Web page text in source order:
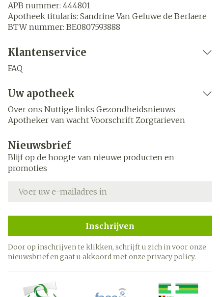
APB nummer: 444801
Apotheek titularis: Sandrine Van Geluwe de Berlaere
BTW nummer: BE0807593888
Klantenservice
FAQ
Uw apotheek
Over ons Nuttige links Gezondheidsnieuws
Apotheker van wacht Voorschrift Zorgtarieven
Nieuwsbrief
Blijf op de hoogte van nieuwe producten en
promoties
Inschrijven
Door op inschrijven te klikken, schrijft u zich in voor onze
nieuwsbrief en gaat u akkoord met onze privacy policy.